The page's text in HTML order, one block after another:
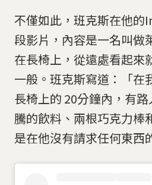
不僅如此，班克斯在他的
段影片，內容是一名叫做
在長椅上，從遠處看起來
一般。班克斯寫道：「在
長椅上的 20分鐘內，有
騰的飲料、兩根巧克力棒
是在他沒有請求任何東西